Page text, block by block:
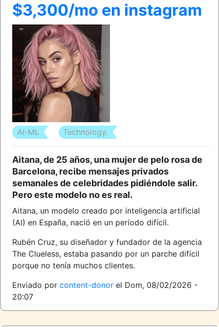
$3,300/mo en instagram
image
thumb
AI-ML Technology.
Aitana, de 25 años, una mujer de pelo rosa de
Barcelona, recibe mensajes privados
semanales de celebridades pidiéndole salir.
Pero este modelo no es real.
Aitana, un modelo creado por inteligencia artificial
(AI) en España, nació en un período difícil.
Rubén Cruz, su diseñador y fundador de la agencia
The Clueless, estaba pasando por un parche difícil
porque no tenía muchos clientes.
Enviado por content-donor el Dom, 08/02/2026 -
20:07